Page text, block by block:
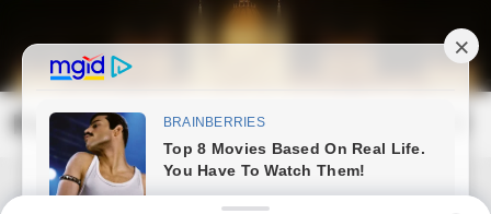
content
Magyarország Kincsei
Search